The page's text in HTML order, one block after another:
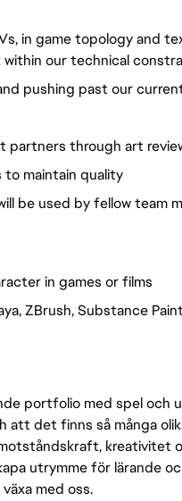
in game topology and
our technical
pushing past our
partners through art
maintain quality
be used by fellow team
in games or films
ZBrush, Substance
portfolio med spel och
att det finns så många
kreativitet
utrymme för lärande
med oss.